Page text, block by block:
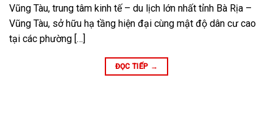
Vũng Tàu, trung tâm kinh tế – du lịch lớn nhất tỉnh Bà Rịa –
Vũng Tàu, sở hữu hạ tầng hiện đại cùng mật độ dân cư cao
tại các phường […]
ĐỌC TIẾP →